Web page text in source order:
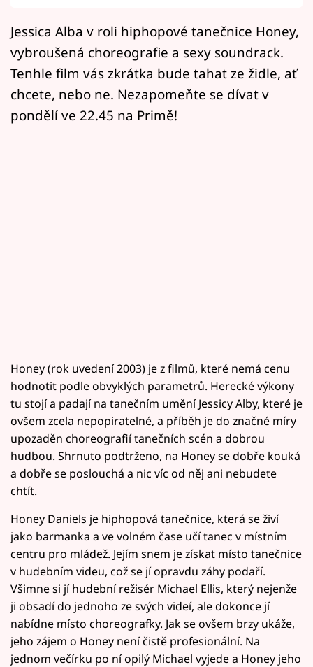
Přihlášení
Sledujte nás
Jessica Alba v roli hiphopové tanečnice Honey,
vybroušená choreografie a sexy soundrack.
Tenhle film vás zkrátka bude tahat ze židle, ať
chcete, nebo ne. Nezapomeňte se dívat v
pondělí ve 22.45 na Primě!
Honey (rok uvedení 2003) je z filmů, které nemá cenu
hodnotit podle obvyklých parametrů. Herecké výkony
tu stojí a padají na tanečním umění Jessicy Alby, které je
ovšem zcela nepopiratelné, a příběh je do značné míry
upozaděn choreografií tanečních scén a dobrou
hudbou. Shrnuto podtrženo, na Honey se dobře kouká
a dobře se poslouchá a nic víc od něj ani nebudete
chtít.
Honey Daniels je hiphopová tanečnice, která se živí
jako barmanka a ve volném čase učí tanec v místním
centru pro mládež. Jejím snem je získat místo tanečnice
v hudebním videu, což se jí opravdu záhy podaří.
Všimne si jí hudební režisér Michael Ellis, který nejenže
ji obsadí do jednoho ze svých videí, ale dokonce jí
nabídne místo choreografky. Jak se ovšem brzy ukáže,
jeho zájem o Honey není čistě profesionální. Na
jednom večírku po ní opilý Michael vyjede a Honey jeho